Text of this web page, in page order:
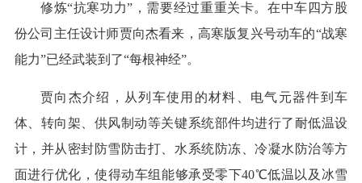
修炼“抗寒功力”，需要经过重重关卡。在中车四方股
份公司主任设计师贾向杰看来，高寒版复兴号动车的“战寒
能力”已经武装到了“每根神经”。
贾向杰介绍，从列车使用的材料、电气元器件到车
体、转向架、供风制动等关键系统部件均进行了耐低温设
计，并从密封防雪防击打、水系统防冻、冷凝水防治等方
面进行优化，使得动车组能够承受零下40℃低温以及冰雪